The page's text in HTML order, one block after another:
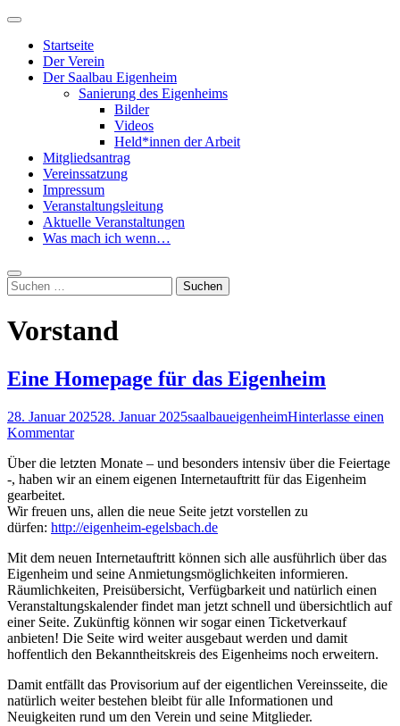
Zum
springen
Primäres
Startseite
Der Verein
Der Saalbau Eigenheim
Sanierung des Eigenheims
Bilder
Videos
Held*innen der Arbeit
Mitgliedsantrag
Vereinssatzung
Impressum
Veranstaltungsleitung
Aktuelle Veranstaltungen
Was mach ich wenn…
Suche
Suchen
nach:
Vorstand
Eine Homepage für das Eigenheim
28. Januar 202528. Januar 2025saalbaueigenheimHinterlasse einen
Kommentar
Über die letzten Monate – und besonders intensiv über die Feiertage
-, haben wir an einem eigenen Internetauftritt für das Eigenheim
gearbeitet.
Wir freuen uns, allen die neue Seite jetzt vorstellen zu
dürfen: http://eigenheim-egelsbach.de
Mit dem neuen Internetauftritt können sich alle ausführlich über das
Eigenheim und seine Anmietungsmöglichkeiten informieren.
Räumlichkeiten, Preisübersicht, Verfügbarkeit und natürlich einen
Veranstaltungskalender findet man jetzt schnell und übersichtlich auf
einer Seite. Zukünftig können wir sogar einen Ticketverkauf
anbieten! Die Seite wird weiter ausgebaut werden und damit
hoffentlich den Bekanntheitskreis des Eigenheims noch erweitern.
Damit entfällt das Provisorium auf der eigentlichen Vereinsseite, die
natürlich weiter bestehen bleibt für alle Informationen und
Neuigkeiten rund um den Verein und seine Mitglieder.